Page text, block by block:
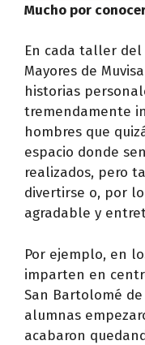
Mucho por
En cada taller del
Mayores de
historias
tremendamente
hombres que
espacio donde
realizados, pero
divertirse o, por
agradable y
Por ejemplo, en
imparten en
San Bartolomé
alumnas
acabaron